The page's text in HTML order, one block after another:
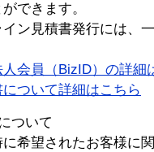
できます。
ン見積書発行には、
会員（BizID）の詳細
について詳細はこちら
ついて
に希望されたお客様に